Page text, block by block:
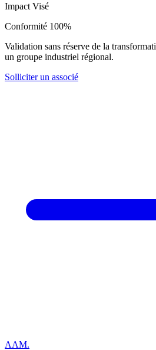
Impact Visé
Conformité 100%
Validation sans réserve de la
un groupe industriel régional.
Solliciter un associé
AAM.